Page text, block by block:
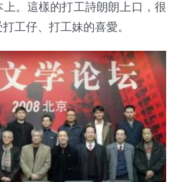
。這樣的打工詩朗朗上口，很
工仔、打工妹的喜愛。